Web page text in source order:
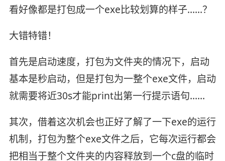
看好像都是打包成一个exe比较划算的样子……？
大错特错！
首先是启动速度，打包为文件夹的情况下，启动
基本是秒启动，但是打包为一整个exe文件，启动
就需要将近30s才能print出第一行提示语句……
其次，借着这次机会也正好了解了一下exe的运行
机制，打包为整个exe文件之后，它每次运行都会
把相当于整个文件夹的内容释放到一个c盘的临时